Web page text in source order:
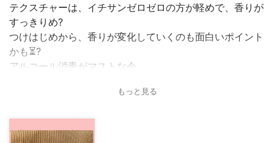
テクスチャーは、イチサンゼロゼロの方が軽めで、香りが
すっきりめ?
つけはじめから、香りが変化していくのも面白いポイント
かも⏳?
アルコール消毒がマストな今
日常のシーンにあわせて、つけどきの時刻がお名前に。
もっと見る